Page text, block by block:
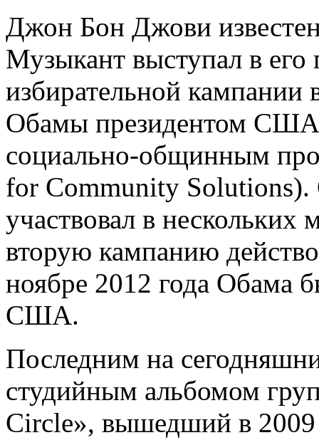
Джон Бон Джови
Музыкант выступал в
избирательной кампании
Обамы президентом США
социально-общинным
for Community Solutions).
участвовал в нескольких
вторую кампанию
ноябре 2012 года Обама
США.
Последним на
студийным альбомом
Circle», вышедший в 2009